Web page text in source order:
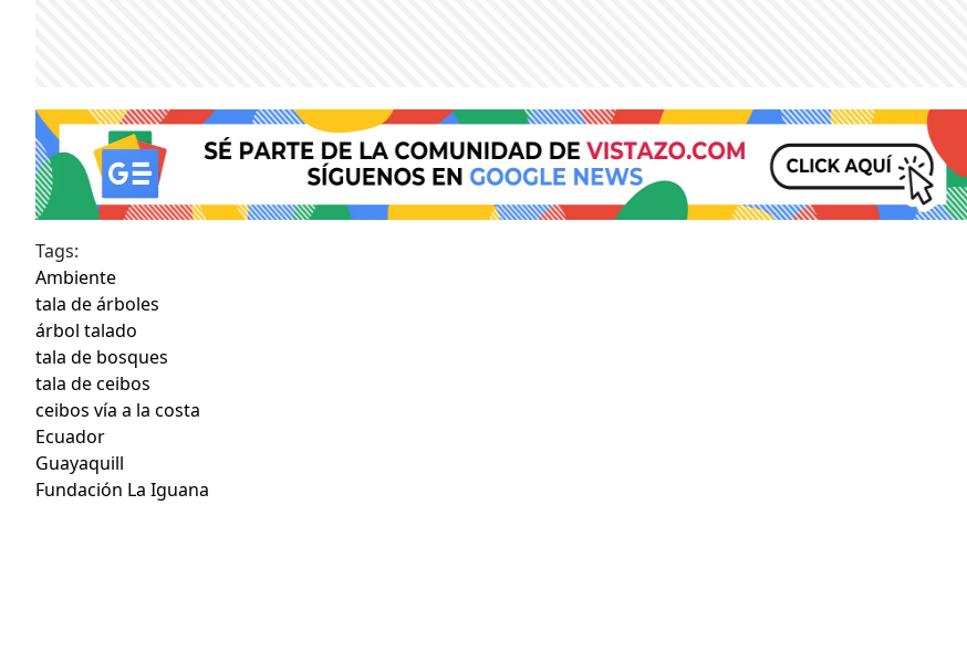
Tags:
Ambiente
tala de árboles
árbol talado
tala de bosques
tala de ceibos
ceibos vía a la costa
Ecuador
Guayaquill
Fundación La Iguana